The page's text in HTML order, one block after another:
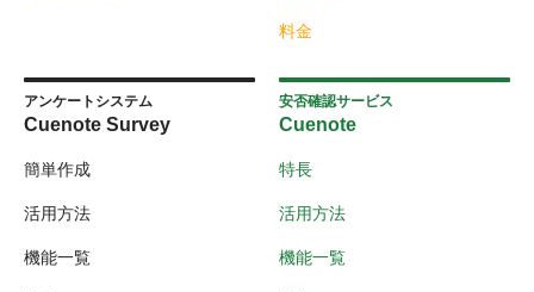
料金
アンケートシステム
Cuenote Survey
簡単作成
活用方法
機能一覧
安否確認サービス
Cuenote
特長
活用方法
機能一覧